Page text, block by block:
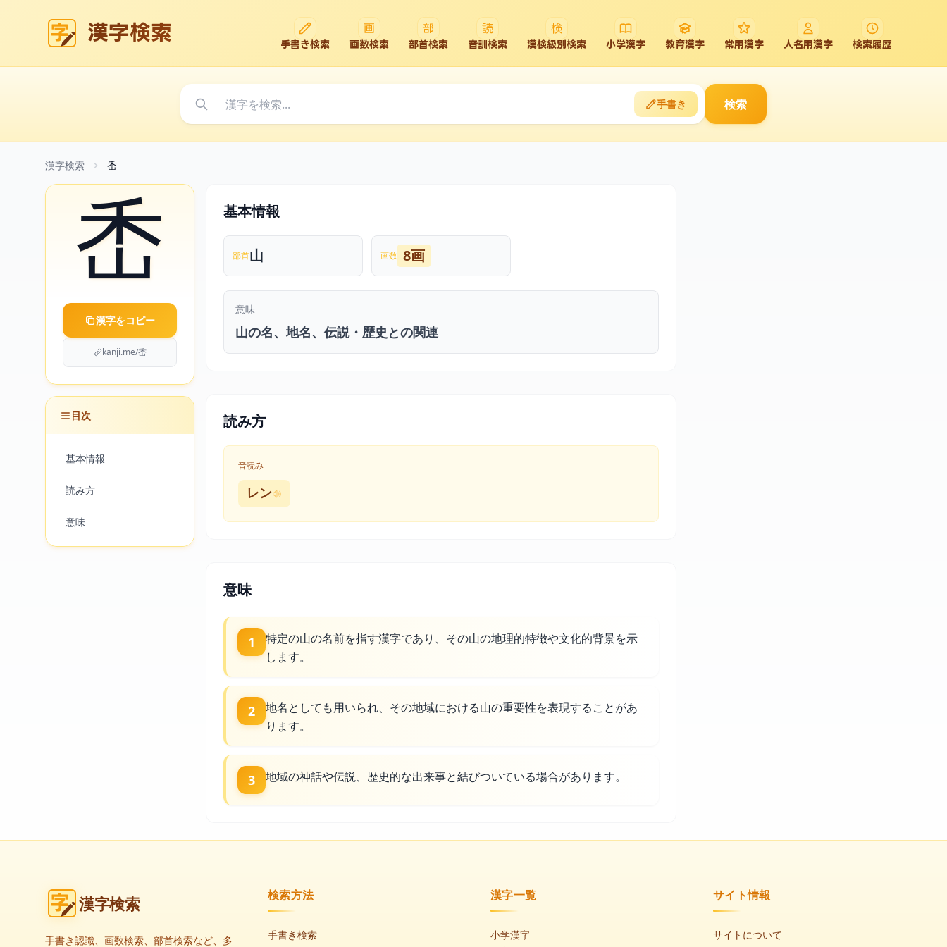
漢字検索 手書き検索 画数検索 部首検索 音訓検索 漢検級別検索 小学漢字 教育漢字 常用漢字 人名用漢字 検索履歴
手書き 検索
漢字検索 㟀
㟀
漢字をコピー
kanji.me/㟀
目次
基本情報
読み方
意味
基本情報
部首山 画数 8画
意味
山の名、地名、伝説・歴史との関連
読み方
音読み
レン
意味
1
特定の山の名前を指す漢字であり、その山の地理的特徴や文化的背景を示
します。
2
地名としても用いられ、その地域における山の重要性を表現することがあ
ります。
3 地域の神話や伝説、歴史的な出来事と結びついている場合があります。
漢字検索
手書き認識、画数検索、部首検索など、多
検索方法
手書き検索
漢字一覧
小学漢字
サイト情報
サイトについて